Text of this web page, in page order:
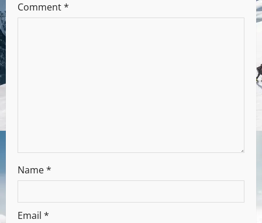
Comment*
Name*
Email *